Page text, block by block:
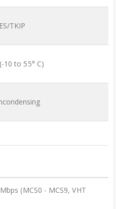
TKIP
10 to 55° C)
(MCS0 - MCS9, VHT